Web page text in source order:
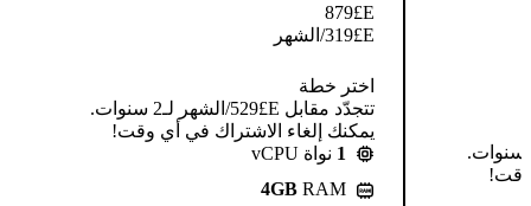
E£
879
E£
319/الشهر
اختر خطة
تتجدّد مقابل E£⁦529⁩/الشهر لـ2 سنوات.
يمكنك إلغاء الاشتراك في أي وقت!
1 نواة vCPU
4GB RAM
تتجدّد مقابل E£⁦639⁩/الشهر لـ2 سنوات.
وقت!